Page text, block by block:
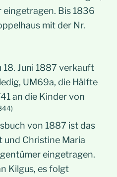
eingetragen. Bis 1836
mit der Nr.
Juni 1887 verkauft
UM69a, die Hälfte
an die Kinder von
von 1887 ist das
und Christine Maria
eingetragen.
Kilgus, es folgt